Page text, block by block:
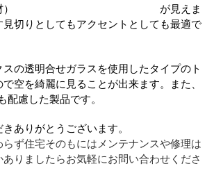
見切り材） が見えま
切りとしてもアクセントとしても最適で
の透明合せガラスを使用したタイプのト
空を綺麗に見ることが出来ます。また、
配慮した製品です。
ありがとうございます。
らず住宅そのもにはメンテナンスや修理は
りましたらお気軽にお問い合わせくださ